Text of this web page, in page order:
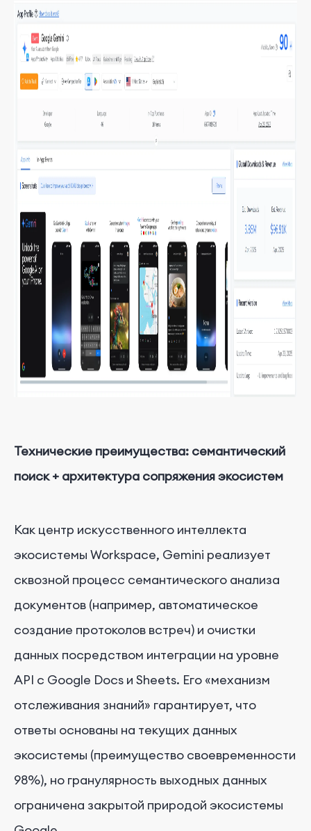
Технические преимущества: семантический
поиск + архитектура сопряжения экосистем
Как центр искусственного интеллекта
экосистемы Workspace, Gemini реализует
сквозной процесс семантического анализа
документов (например, автоматическое
создание протоколов встреч) и очистки
данных посредством интеграции на уровне
API с Google Docs и Sheets. Его «механизм
отслеживания знаний» гарантирует, что
ответы основаны на текущих данных
экосистемы (преимущество своевременности
98%), но гранулярность выходных данных
ограничена закрытой природой экосистемы